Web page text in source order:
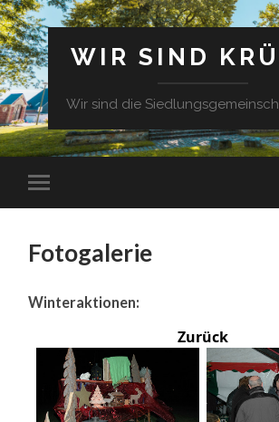
WIR SIND
Wir sind die
Fotogalerie
Winteraktionen:
Zurück